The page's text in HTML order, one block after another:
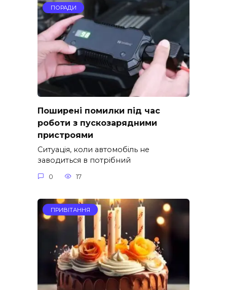
ПОРАДИ
Поширені помилки під час
роботи з пускозарядними
пристроями
Ситуація, коли автомобіль не
заводиться в потрібний
0 17
ПРИВІТАННЯ